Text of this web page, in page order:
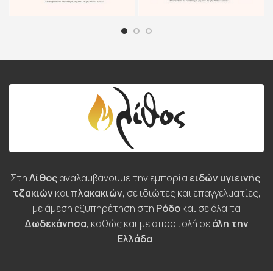
ΣτηΛίθοςαναλαμβάνουμε την εμπορία ειδών υγιεινής,
τζακιών καιπλακακιών, σε ιδιώτες και επαγγελματίες,
με άμεση εξυπηρέτηση στη Ρόδοκαι σε όλα τα
Δωδεκάνησα, καθώς και με αποστολή σεόλη την
Ελλάδα!